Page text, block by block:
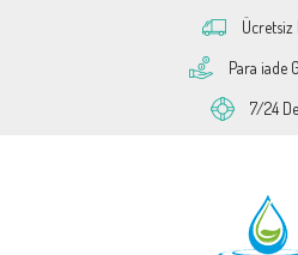
Ücretsiz
Para iade
7/24